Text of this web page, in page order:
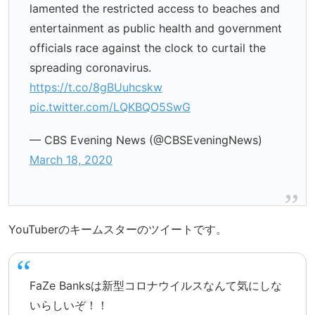
lamented the restricted access to beaches and
entertainment as public health and government
officials race against the clock to curtail the
spreading coronavirus.
https://t.co/8gBUuhcskw
pic.twitter.com/LQKBQO5SwG
— CBS Evening News (@CBSEveningNews)
March 18, 2020
YouTuberのキームスターのツイートです。
FaZe Banksは新型コロナウイルスなんて気にしな
いらしいぞ！！